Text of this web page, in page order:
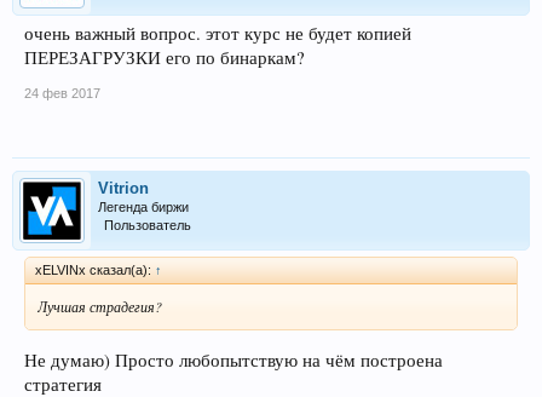
очень важный вопрос. этот курс не будет копией
ПЕРЕЗАГРУЗКИ его по бинаркам?
24 фев 2017
Vitrion
Легенда биржи
Пользователь
xELVINx сказал(а): ↑
Лучшая страдегия?
Не думаю) Просто любопытствую на чём построена
стратегия